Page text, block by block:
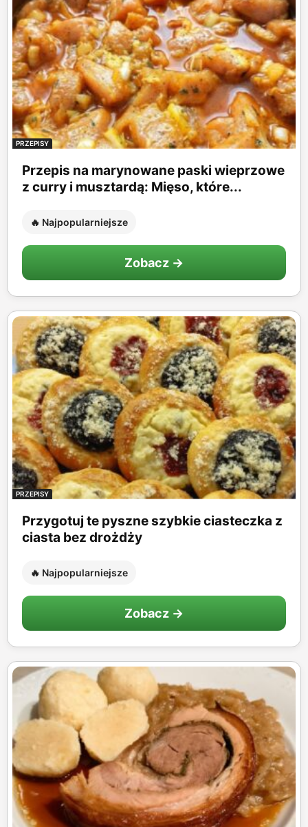
PRZEPISY
Przepis na marynowane paski wieprzowe
z curry i musztardą: Mięso, które...
🔥 Najpopularniejsze
Zobacz →
PRZEPISY
Przygotuj te pyszne szybkie ciasteczka z
ciasta bez drożdży
🔥 Najpopularniejsze
Zobacz →